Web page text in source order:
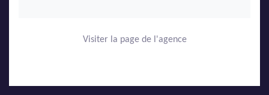
Visiter la page de l'agence